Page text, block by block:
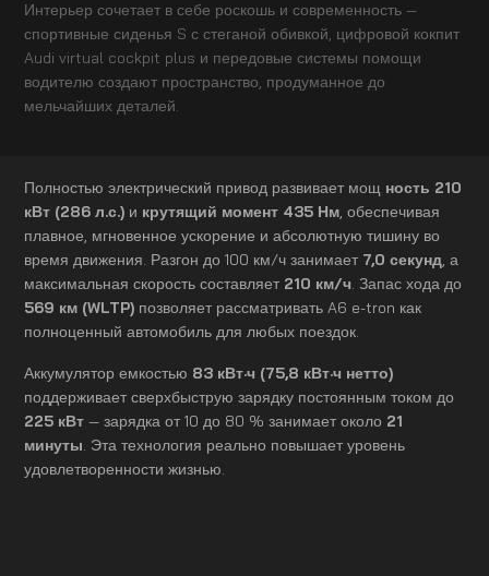
Интерьер сочетает в себе роскошь и современность —
спортивные сиденья S с стеганой обивкой, цифровой кокпит
Audi virtual cockpit plus и передовые системы помощи
водителю создают пространство, продуманное до
мельчайших деталей.
Полностью электрический привод развивает мощ ность 210
кВт (286 л.с.) и крутящий момент 435 Нм , обеспечивая
плавное, мгновенное ускорение и абсолютную тишину во
время движения. Разгон до 100 км/ч занимает 7,0 секунд , а
максимальная скорость составляет 210 км/ч . Запас хода до
569 км (WLTP) позволяет рассматривать A6 e-tron как
полноценный автомобиль для любых поездок.
Аккумулятор емкостью 83 кВт·ч (75,8 кВт·ч нетто)
поддерживает сверхбыструю зарядку постоянным током до
225 кВт — зарядка от 10 до 80 % занимает около 21
минуты . Эта технология реально повышает уровень
удовлетворенности жизнью.